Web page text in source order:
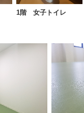
1階 女子トイレ